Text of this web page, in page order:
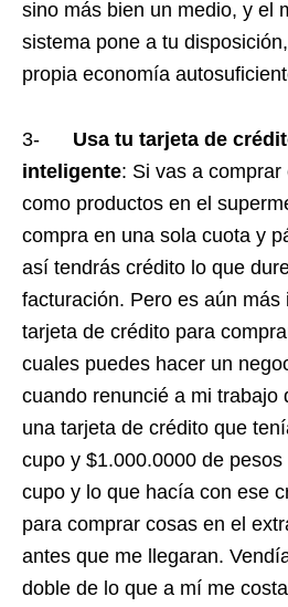
sino más bien un medio, y el
sistema pone a tu
propia economía
3- Usa tu tarjeta de
inteligente: Si vas a
como productos en el
compra en una sola cuota y
así tendrás crédito lo que
facturación. Pero es aún más
tarjeta de crédito para
cuales puedes hacer un
cuando renuncié a mi trabajo
una tarjeta de crédito que
cupo y $1.000.0000 de
cupo y lo que hacía con ese
para comprar cosas en el
antes que me llegaran.
doble de lo que a mí me